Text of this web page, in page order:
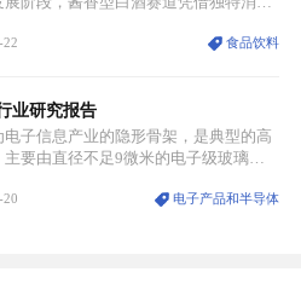
凭借独一无二的核心产区壁垒、刚性产
22 食品饮料
业研究报告
电子信息产业的隐形骨架，是典型的高
要由直径不足9微米的电子级玻璃纤
中不可或缺的核心基材。电子布具备高
20 电子产品和半导体